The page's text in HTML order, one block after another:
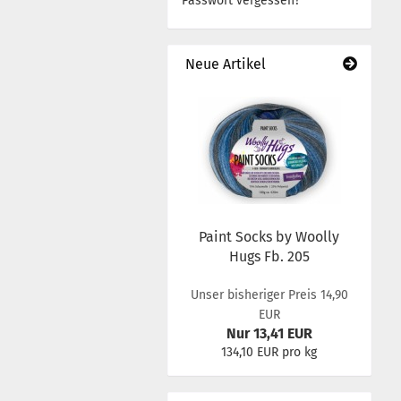
Neue Artikel
Paint Socks by Woolly
Hugs Fb. 205
Unser bisheriger Preis 14,90
EUR
Nur 13,41 EUR
134,10 EUR pro kg